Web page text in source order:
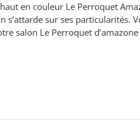
en couleur Le Perroquet
s’attarde sur ses particularités.
salon Le Perroquet